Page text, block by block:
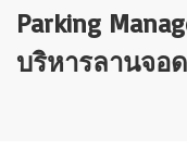
Parking
บริหารลานจอ